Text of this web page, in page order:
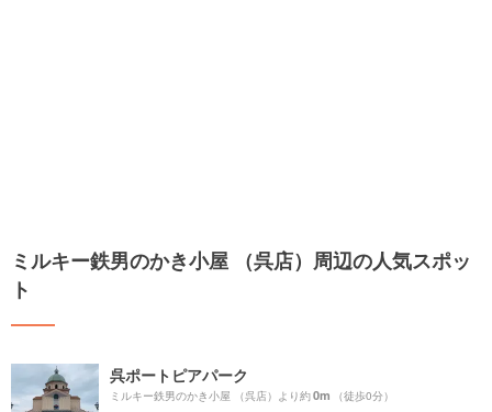
ミルキー鉄男のかき小屋 （呉店）周辺の人気スポッ
ト
呉ポートピアパーク
ミルキー鉄男のかき小屋 （呉店）より約0m （徒歩0分）